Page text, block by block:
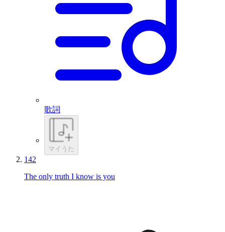
歌詞
マイうた
142
The only truth I know is you